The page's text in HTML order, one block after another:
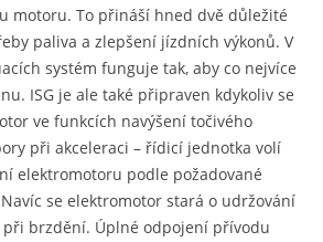
motoru. To přináší hned dvě důležité
paliva a zlepšení jízdních výkonů. V
systém funguje tak, aby co nejvíce
ISG je ale také připraven kdykoliv se
ve funkcích navýšení točivého
při akceleraci – řídicí jednotka volí
elektromotoru podle požadované
se elektromotor stará o udržování
při brzdění. Úplné odpojení přívodu